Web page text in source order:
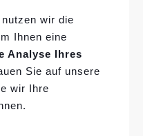
wir die
Ihnen eine
Analyse Ihres
Sie auf unsere
wir Ihre